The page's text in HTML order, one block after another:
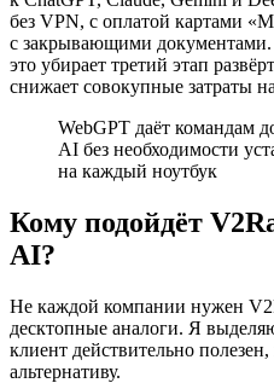
без VPN, с оплатой картами
с закрывающими
это убирает третий этап
снижает совокупные затраты
WebGPT даёт командам
AI без необходимости
на каждый ноутбук
Кому подойдёт
AI?
Не каждой компании нужен
десктопные аналоги. Я
клиент действительно
альтернативу.